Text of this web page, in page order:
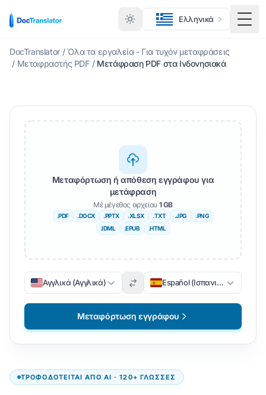
Ελληνικά
DocTranslator / Όλα τα εργαλεία - Για τυχόν μεταφράσεις
/ Μεταφραστής PDF / Μετάφραση PDF στα Ινδονησιακά
ΤΡΟΦΟΔΟΤΕΊΤΑΙ ΑΠΌ AI · 120+ ΓΛΏΣΣΕΣ
Μεταφόρτωση ή απόθεση εγγράφου για
μετάφραση
Μέ μέγεθος αρχείου 1 GB
.PDF .DOCX .PPTX .XLSX .TXT .JPG
.PNG
.IDML
.EPUB .HTML
Αγγλικά (Αγγλικά) Español (Ισπανικά)
Μεταφόρτωση εγγράφου